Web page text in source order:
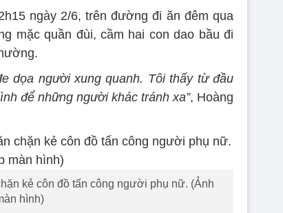
ngày 2/6, trên đường đi ăn đêm qua
mặc quần đùi, cầm hai con dao bầu đi
dọa người xung quanh. Tôi thấy từ đầu
để những người khác tránh xa”, Hoàng
kẻ côn đồ tấn công người phụ nữ. (Ảnh
hình)